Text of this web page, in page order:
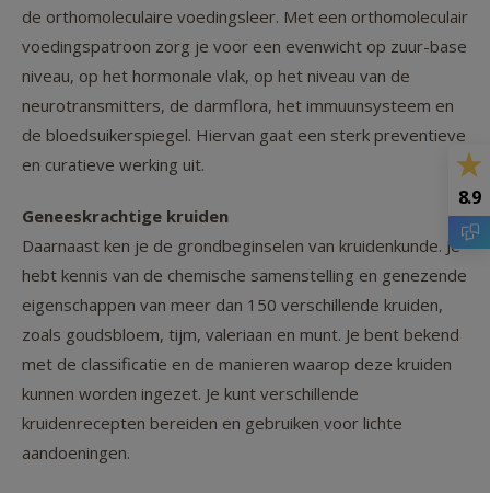
de orthomoleculaire voedingsleer. Met een orthomoleculair
voedingspatroon zorg je voor een evenwicht op zuur-base
niveau, op het hormonale vlak, op het niveau van de
neurotransmitters, de darmflora, het immuunsysteem en
de bloedsuikerspiegel. Hiervan gaat een sterk preventieve
en curatieve werking uit.
Geneeskrachtige kruiden
Daarnaast ken je de grondbeginselen van kruidenkunde. Je
hebt kennis van de chemische samenstelling en genezende
eigenschappen van meer dan 150 verschillende kruiden,
zoals goudsbloem, tijm, valeriaan en munt. Je bent bekend
met de classificatie en de manieren waarop deze kruiden
kunnen worden ingezet. Je kunt verschillende
kruidenrecepten bereiden en gebruiken voor lichte
aandoeningen.
8.9